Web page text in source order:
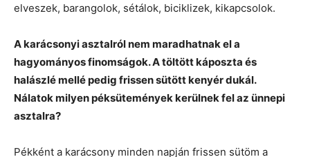
elveszek, barangolok, sétálok, biciklizek, kikapcsolok.
A karácsonyi asztalról nem maradhatnak el a
hagyományos finomságok. A töltött káposzta és
halászlé mellé pedig frissen sütött kenyér dukál.
Nálatok milyen péksütemények kerülnek fel az ünnepi
asztalra?
Pékként a karácsony minden napján frissen sütöm a